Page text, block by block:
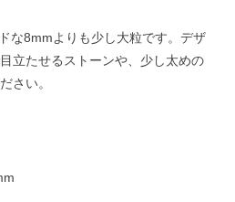
な8mmよりも少し大粒です。デザ
立たせるストーンや、少し太めの
さい。